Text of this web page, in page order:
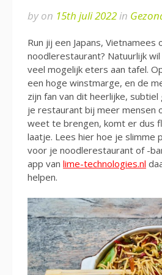
byon 15th juli 2022in
Run jij een Japans, Vietnamees
noodlerestaurant? Natuurlijk
veel mogelijk eters aan tafel.
een hoge winstmarge, en de
zijn fan van dit heerlijke,
je restaurant bij meer mensen
weet te brengen, komt er dus
laatje. Lees hier hoe je slimme
voor je noodlerestaurant of -
app van lime-technologies.nl
helpen.